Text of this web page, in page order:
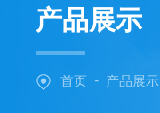
产品展示
首页 - 产品展示